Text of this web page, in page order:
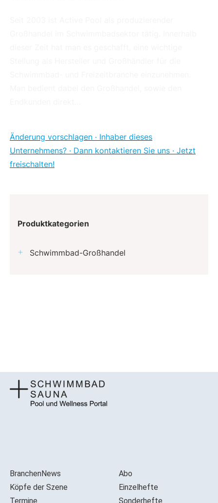
Änderung vorschlagen · Inhaber dieses
Unternehmens? · Dann kontaktieren Sie uns · Jetzt
freischalten!
Produktkategorien
Schwimmbad-Großhandel
BranchenNews
Köpfe der Szene
Termine
Abo
Einzelhefte
Sonderhefte